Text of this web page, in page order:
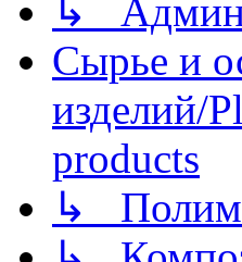
↳
Сырье и
изделий/
products
↳